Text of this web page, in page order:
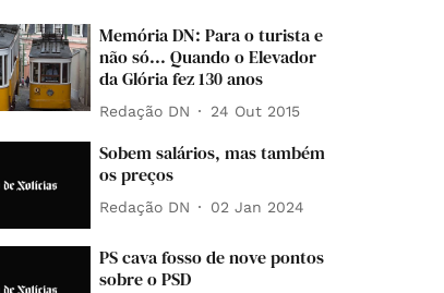
Memória DN: Para o turista e
não só... Quando o Elevador
da Glória fez 130 anos
Redação DN 24 Out 2015
Sobem salários, mas também
os preços
Redação DN 02 Jan 2024
PS cava fosso de nove pontos
sobre o PSD